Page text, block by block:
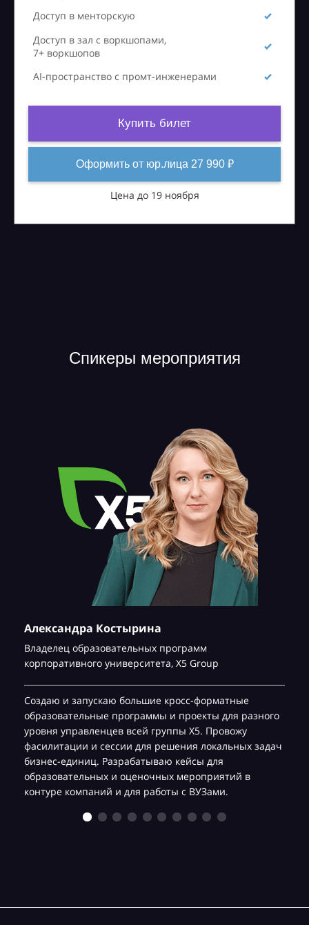
Доступ в менторскую
Доступ в зал с воркшопами,
7+ воркшопов
AI-пространство с промт-инженерами
Купить билет
Оформить от юр.лица 27 990 ₽
Цена до 19 ноября
Спикеры мероприятия
Александра Костырина
Владелец образовательных программ
корпоративного университета, Х5 Group
Создаю и запускаю большие кросс-форматные
образовательные программы и проекты для разного
уровня управленцев всей группы Х5. Провожу
фасилитации и сессии для решения локальных задач
бизнес-единиц. Разрабатываю кейсы для
образовательных и оценочных мероприятий в
контуре компаний и для работы с ВУЗами.